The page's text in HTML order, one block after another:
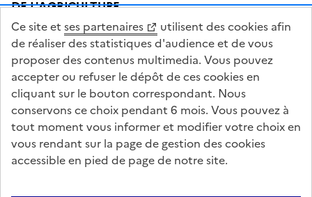
DE L'AGRICULTURE
DE L'AGRO-ALIMENTAIRE
ET DE LA SOUVERAINETÉ
ALIMENTAIRE
legifrance.gouv.fr
info.gouv.fr
service-public.gouv.fr
data.gouv.fr
Ce site et ses partenaires
utilisent des cookies afin
de réaliser des statistiques d'audience et de vous
proposer des contenus multimedia. Vous pouvez
accepter ou refuser le dépôt de ces cookies en
cliquant sur le bouton correspondant. Nous
conservons ce choix pendant 6 mois. Vous pouvez à
tout moment vous informer et modifier votre choix en
vous rendant sur la page de gestion des cookies
accessible en pied de page de notre site.